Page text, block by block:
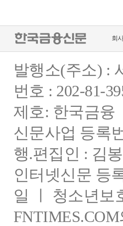
회
발행소(주소) :
번호 : 202-81-
제호: 한국금융
신문사업 등록
행.편집인 : 김
인터넷신문 등
일 ㅣ 청소년보